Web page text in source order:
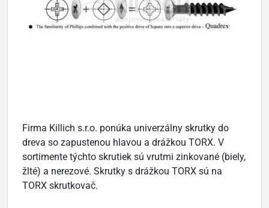
Firma Killich s.r.o. ponúka univerzálny skrutky do
dreva so zapustenou hlavou a drážkou TORX. V
sortimente týchto skrutiek sú vrutmi zinkované (biely,
žlté) a nerezové. Skrutky s drážkou TORX sú na
TORX skrutkovač.